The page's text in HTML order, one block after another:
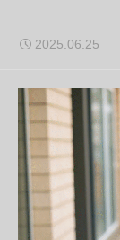
2025.06.25